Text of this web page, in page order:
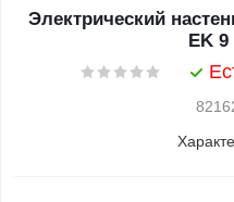
Электрический
EK 9